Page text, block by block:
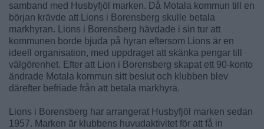
samband med Husbyfjöl marken. Då Motala kommun till en
början krävde att Lions i Borensberg skulle betala
markhyran. Lions i Borensberg hävdade i sin tur att
kommunen borde bjuda på hyran eftersom Lions är en
ideell organisation, med uppdraget att skänka pengar till
välgörenhet. Efter att Lion i Borensberg skapat ett 90-konto
ändrade Motala kommun sitt beslut och klubben blev
därefter befriade från att betala markhyra.
Lions i Borensberg har arrangerat Husbyfjöl marken sedan
1957. Marken är klubbens huvudaktivitet för att få in